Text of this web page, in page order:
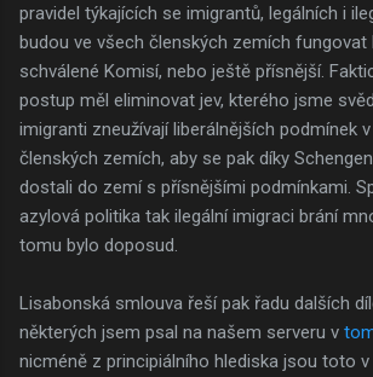
pravidel týkajících se imigrantů, legálních i
budou ve všech členských zemích
schválené Komisí, nebo ještě přísnější.
postup měl eliminovat jev, kterého jsme
imigranti zneužívají liberálnějších podmínek
členských zemích, aby se pak díky
dostali do zemí s přísnějšími podmínkami.
azylová politika tak ilegální imigraci brání
tomu bylo doposud.
Lisabonská smlouva řeší pak řadu dalších
některých jsem psal na našem serveru v
nicméně z principiálního hlediska jsou toto